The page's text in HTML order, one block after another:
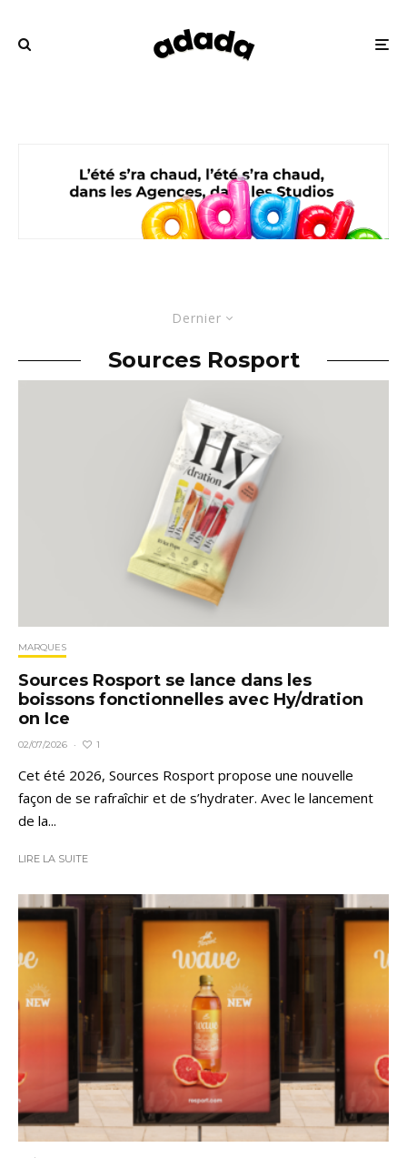
Dernier
Sources Rosport
MARQUES
Sources Rosport se lance dans les
boissons fonctionnelles avec Hy/dration
on Ice
02/07/2026 · 1
Cet été 2026, Sources Rosport propose une nouvelle
façon de se rafraîchir et de s’hydrater. Avec le lancement
de la...
LIRE LA SUITE